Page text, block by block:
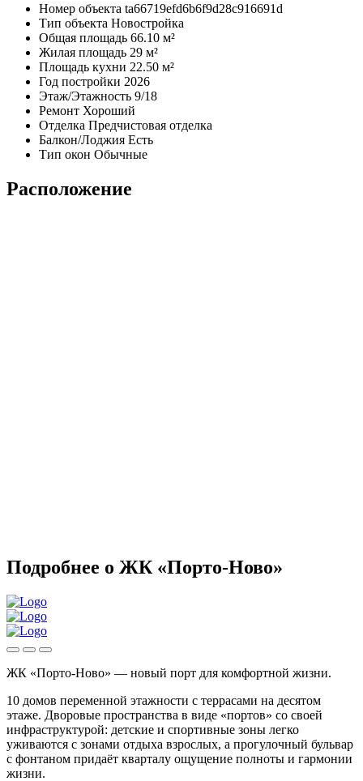
Номер объекта ta66719efd6b6f9d28c916691d
Тип объекта Новостройка
Общая площадь 66.10 м²
Жилая площадь 29 м²
Площадь кухни 22.50 м²
Год постройки 2026
Этаж/Этажность 9/18
Ремонт Хороший
Отделка Предчистовая отделка
Балкон/Лоджия Есть
Тип окон Обычные
Расположение
Подробнее о ЖК «Порто-Ново»
ЖК «Порто-Ново» — новый порт для комфортной жизни.
10 домов переменной этажности с террасами на десятом
этаже. Дворовые пространства в виде «портов» со своей
инфраструктурой: детские и спортивные зоны легко
уживаются с зонами отдыха взрослых, а прогулочный бульвар
с фонтаном придаёт кварталу ощущение полноты и гармонии
жизни.